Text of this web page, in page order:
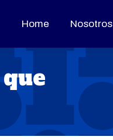
Home Nosotros
Home Nosotros